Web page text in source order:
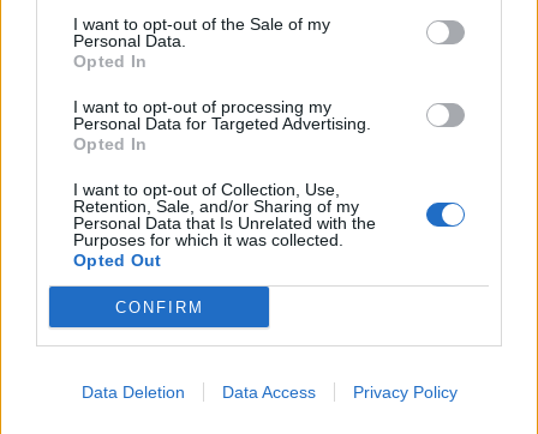
I want to opt-out of the Sale of my
Personal Data.
Opted In
I want to opt-out of processing my
Personal Data for Targeted Advertising.
Opted In
I want to opt-out of Collection, Use,
Retention, Sale, and/or Sharing of my
Personal Data that Is Unrelated with the
Purposes for which it was collected.
Opted Out
CONFIRM
Data Deletion Data Access Privacy Policy